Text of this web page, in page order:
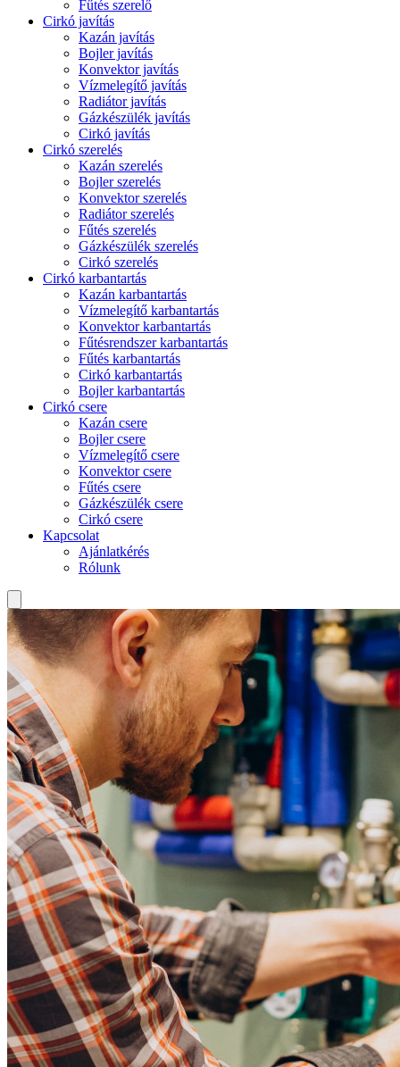
Fűtés szerelő
Cirkó javítás
Kazán javítás
Bojler javítás
Konvektor javítás
Vízmelegítő javítás
Radiátor javítás
Gázkészülék javítás
Cirkó javítás
Cirkó szerelés
Kazán szerelés
Bojler szerelés
Konvektor szerelés
Radiátor szerelés
Fűtés szerelés
Gázkészülék szerelés
Cirkó szerelés
Cirkó karbantartás
Kazán karbantartás
Vízmelegítő karbantartás
Konvektor karbantartás
Fűtésrendszer karbantartás
Fűtés karbantartás
Cirkó karbantartás
Bojler karbantartás
Cirkó csere
Kazán csere
Bojler csere
Vízmelegítő csere
Konvektor csere
Fűtés csere
Gázkészülék csere
Cirkó csere
Kapcsolat
Ajánlatkérés
Rólunk